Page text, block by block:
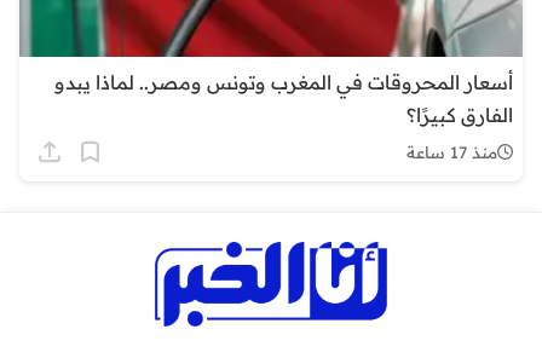
أسعار المحروقات في المغرب وتونس ومصر.. لماذا يبدو
الفارق كبيرًا؟
منذ 17 ساعة